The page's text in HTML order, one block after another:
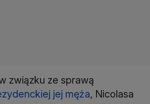
związku ze sprawą
jej męża, Nicolasa